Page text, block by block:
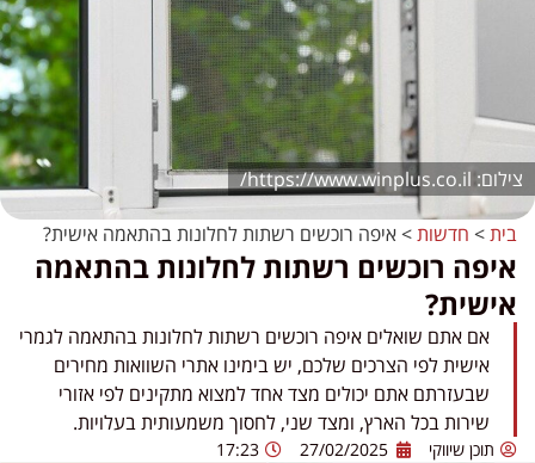
https://www.winplus.co.il/
בית> חדשות>איפה רוכשים רשתות לחלונות בהתאמה אישית?
איפה רוכשים רשתות לחלונות בהתאמה
אישית?
אם אתם שואלים איפה רוכשים רשתות לחלונות בהתאמה לגמרי
אישית לפי הצרכים שלכם, יש בימינו אתרי השוואות מחירים
שבעזרתם אתם יכולים מצד אחד למצוא מתקינים לפי אזורי
שירות בכל הארץ, ומצד שני, לחסוך משמעותית בעלויות.
תוכן שיווקי 27/02/2025
17:23